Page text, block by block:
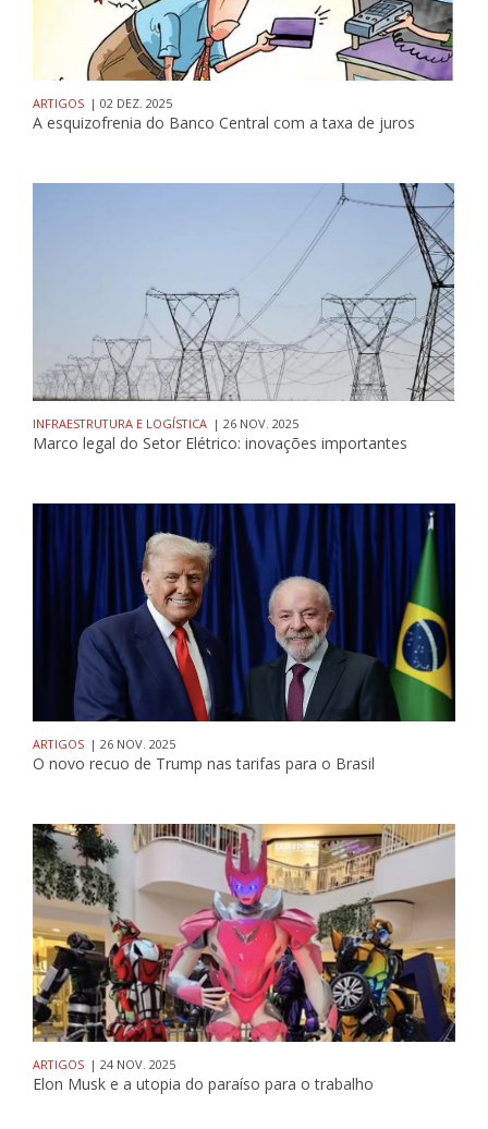
ARTIGOS | 02 DEZ. 2025
A esquizofrenia do Banco Central com a taxa de juros
INFRAESTRUTURA E LOGÍSTICA | 26 NOV. 2025
Marco legal do Setor Elétrico: inovações importantes
ARTIGOS | 26 NOV. 2025
O novo recuo de Trump nas tarifas para o Brasil
ARTIGOS | 24 NOV. 2025
Elon Musk e a utopia do paraíso para o trabalho